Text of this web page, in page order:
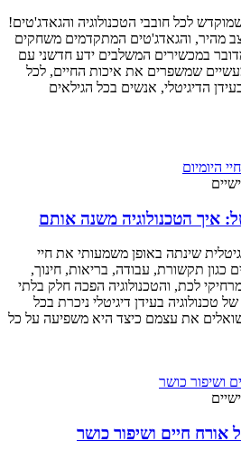
לכל חובבי הטכנולוגיה והגאדג'טים!
מהיר, והגאדג'טים המתקדמים משחקים
במכשירים המשלבים ידע חדשני עם
מעשיים שמשפרים את איכות החיים, לכל
הדיגיטלי, אנשים בכל הגילאים
איך הטכנולוגיה משנה אותם
שינתה באופן משמעותי את חיי
כגון תקשורת, עבודה, בריאות, חינוך,
לכת, והטכנולוגיה הפכה חלק בלתי
טכנולוגיה בעידן דיגיטלי ניכרת בכל
את עצמם כיצד היא משפיעה על כל
אורח חיים ושיפור כושר